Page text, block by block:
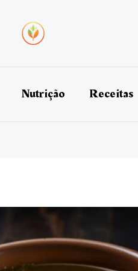
Nutrição Receitas